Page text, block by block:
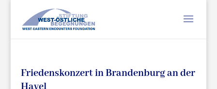
Friedenskonzert in Brandenburg an der